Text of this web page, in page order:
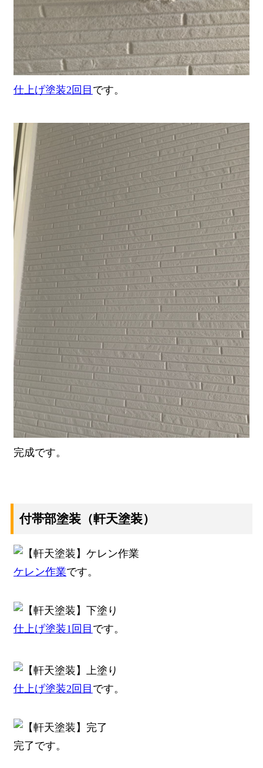
仕上げ塗装2回目 です。
完成です。
付帯部塗装（軒天塗装）
ケレン作業です。
仕上げ塗装1回目 です。
仕上げ塗装2回目 です。
完了です。